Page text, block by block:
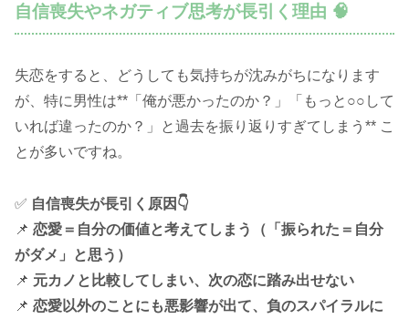
自信喪失やネガティブ思考が長引く理由 🧠
失恋をすると、どうしても気持ちが沈みがちになります
が、特に男性は**「俺が悪かったのか？」「もっと○○して
いれば違ったのか？」と過去を振り返りすぎてしまう** こ
とが多いですね。
✅ 自信喪失が長引く原因👇
📌 恋愛＝自分の価値と考えてしまう（「振られた＝自分
がダメ」と思う）
📌 元カノと比較してしまい、次の恋に踏み出せない
📌 恋愛以外のことにも悪影響が出て、負のスパイラルに